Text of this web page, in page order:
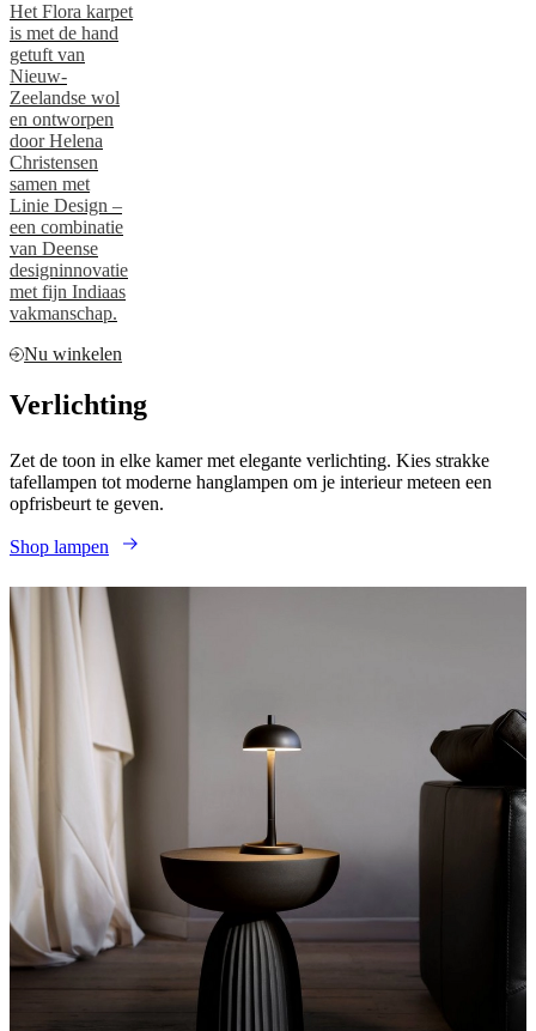
Het Flora karpet
is met de hand
getuft van
Nieuw-
Zeelandse wol
en ontworpen
door Helena
Christensen
samen met
Linie Design –
een combinatie
van Deense
designinnovatie
met fijn Indiaas
vakmanschap.
Nu winkelen
Verlichting
Zet de toon in elke kamer met elegante verlichting. Kies strakke
tafellampen tot moderne hanglampen om je interieur meteen een
opfrisbeurt te geven.
Shop lampen